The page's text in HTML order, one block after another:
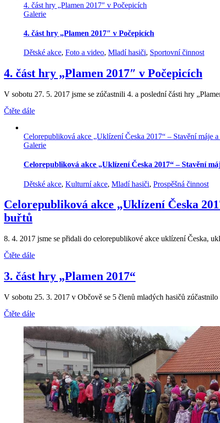
4. část hry „Plamen 2017″ v Počepicích
Galerie
4. část hry „Plamen 2017″ v Počepicích
Dětské akce, Foto a video, Mladí hasiči, Sportovní činnost
4. část hry „Plamen 2017″ v Počepicích
V sobotu 27. 5. 2017 jsme se zúčastnili 4. a poslední části hry
Čtěte dále
Celorepubliková akce „Uklízení Česka 2017“ – Stavění máje
Galerie
Celorepubliková akce „Uklízení Česka 2017“ – Stavění
Dětské akce, Kulturní akce, Mladí hasiči, Prospěšná činnost
Celorepubliková akce „Uklízení Česka
buřtů
8. 4. 2017 jsme se přidali do celorepublikové akce uklízení Česka,
Čtěte dále
3. část hry „Plamen 2017“
V sobotu 25. 3. 2017 v Občově se 5 členů mladých hasičů
Čtěte dále